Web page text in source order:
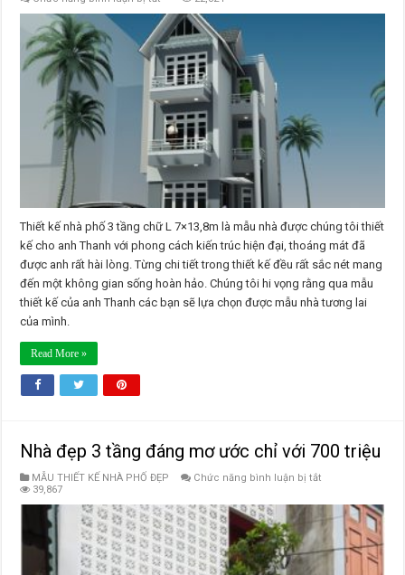
kế
nhà
phố
3
tầng
chữ
L
7×13,8m
Thiết kế nhà phố 3 tầng chữ L 7×13,8m là mẫu nhà được chúng tôi thiết
kế cho anh Thanh với phong cách kiến trúc hiện đại, thoáng mát đã
được anh rất hài lòng. Từng chi tiết trong thiết kế đều rất sắc nét mang
đến một không gian sống hoàn hảo. Chúng tôi hi vọng rằng qua mẫu
thiết kế của anh Thanh các bạn sẽ lựa chọn được mẫu nhà tương lai
của mình.
Read More »
Nhà đẹp 3 tầng đáng mơ ước chỉ với 700 triệu
MẪU THIẾT KẾ NHÀ PHỐ ĐẸP Chức năng bình luận bị tắt
tầng
đáng
mơ
ước
39,867